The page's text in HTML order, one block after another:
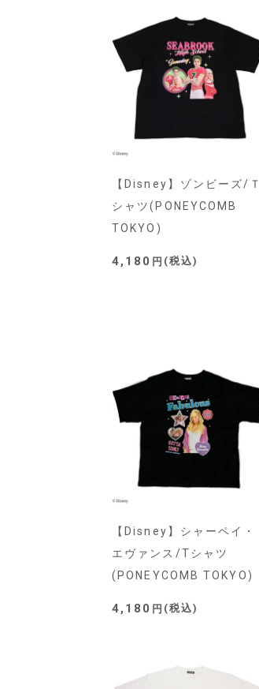
【Disney】ゾンビーズ/Ｔ
シャツ(PONEYCOMB
TOKYO)
4,180 税込
【Disney】シャーペイ・
エヴァンス/Tシャツ
(PONEYCOMB TOKYO)
4,180 税込